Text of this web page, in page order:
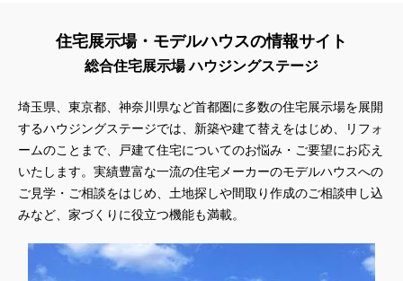
住宅展示場・モデルハウスの情報サイト
総合住宅展示場 ハウジングステージ
埼玉県、東京都、神奈川県など首都圏に多数の住宅展示場を展開
するハウジングステージでは、新築や建て替えをはじめ、リフォ
ームのことまで、戸建て住宅についてのお悩み・ご要望にお応え
いたします。実績豊富な一流の住宅メーカーのモデルハウスへの
ご見学・ご相談をはじめ、土地探しや間取り作成のご相談申し込
みなど、家づくりに役立つ機能も満載。